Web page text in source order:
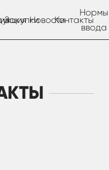
ЗакупкиНовостиКонтакты
Нормы
ввода